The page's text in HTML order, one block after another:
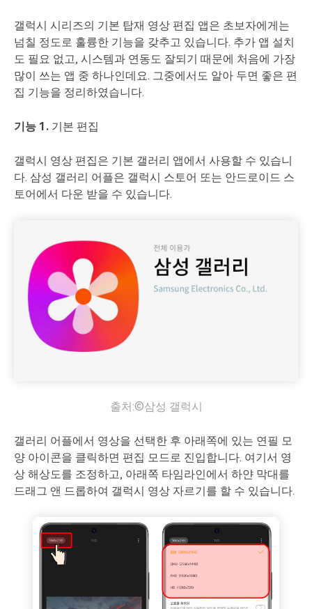
갤럭시 시리즈의 기본 탑재 영상 편집 앱은 초보자에게는
넘칠 정도로 훌륭한 기능을 갖추고 있습니다. 추가 앱 설치
도 필요 없고, 시스템과 연동도 잘되기 때문에 처음에 가장
많이 쓰는 앱 중 하나인데요. 그중에서도 알아 두면 좋은 편
집 기능을 정리하였습니다.
기능 1. 기본 편집
갤럭시 영상 편집은 기본 갤러리 앱에서 사용할 수 있습니
다. 삼성 갤러리 어플은 갤럭시 스토어 또는 안드로이드 스
토어에서 다운 받을 수 있습니다.
출처:©삼성 갤럭시
갤러리 어플에서 영상을 선택한 후 아래쪽에 있는 연필 모
양 아이콘을 클릭하면 편집 모드로 진입합니다. 여기서 영
상 해상도를 조정하고, 아래쪽 타임라인에서 하얀 막대를
드래그 앤 드롭하여 갤럭시 영상 자르기를 할 수 있습니다.